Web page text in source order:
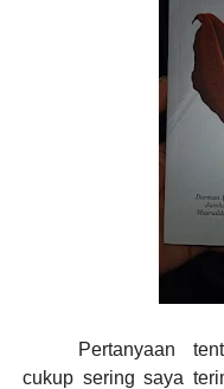
Pertanyaan
cukup sering saya